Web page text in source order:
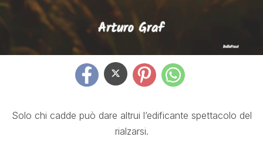
Solo chi cadde può dare altrui l’edificante spettacolo del
rialzarsi.